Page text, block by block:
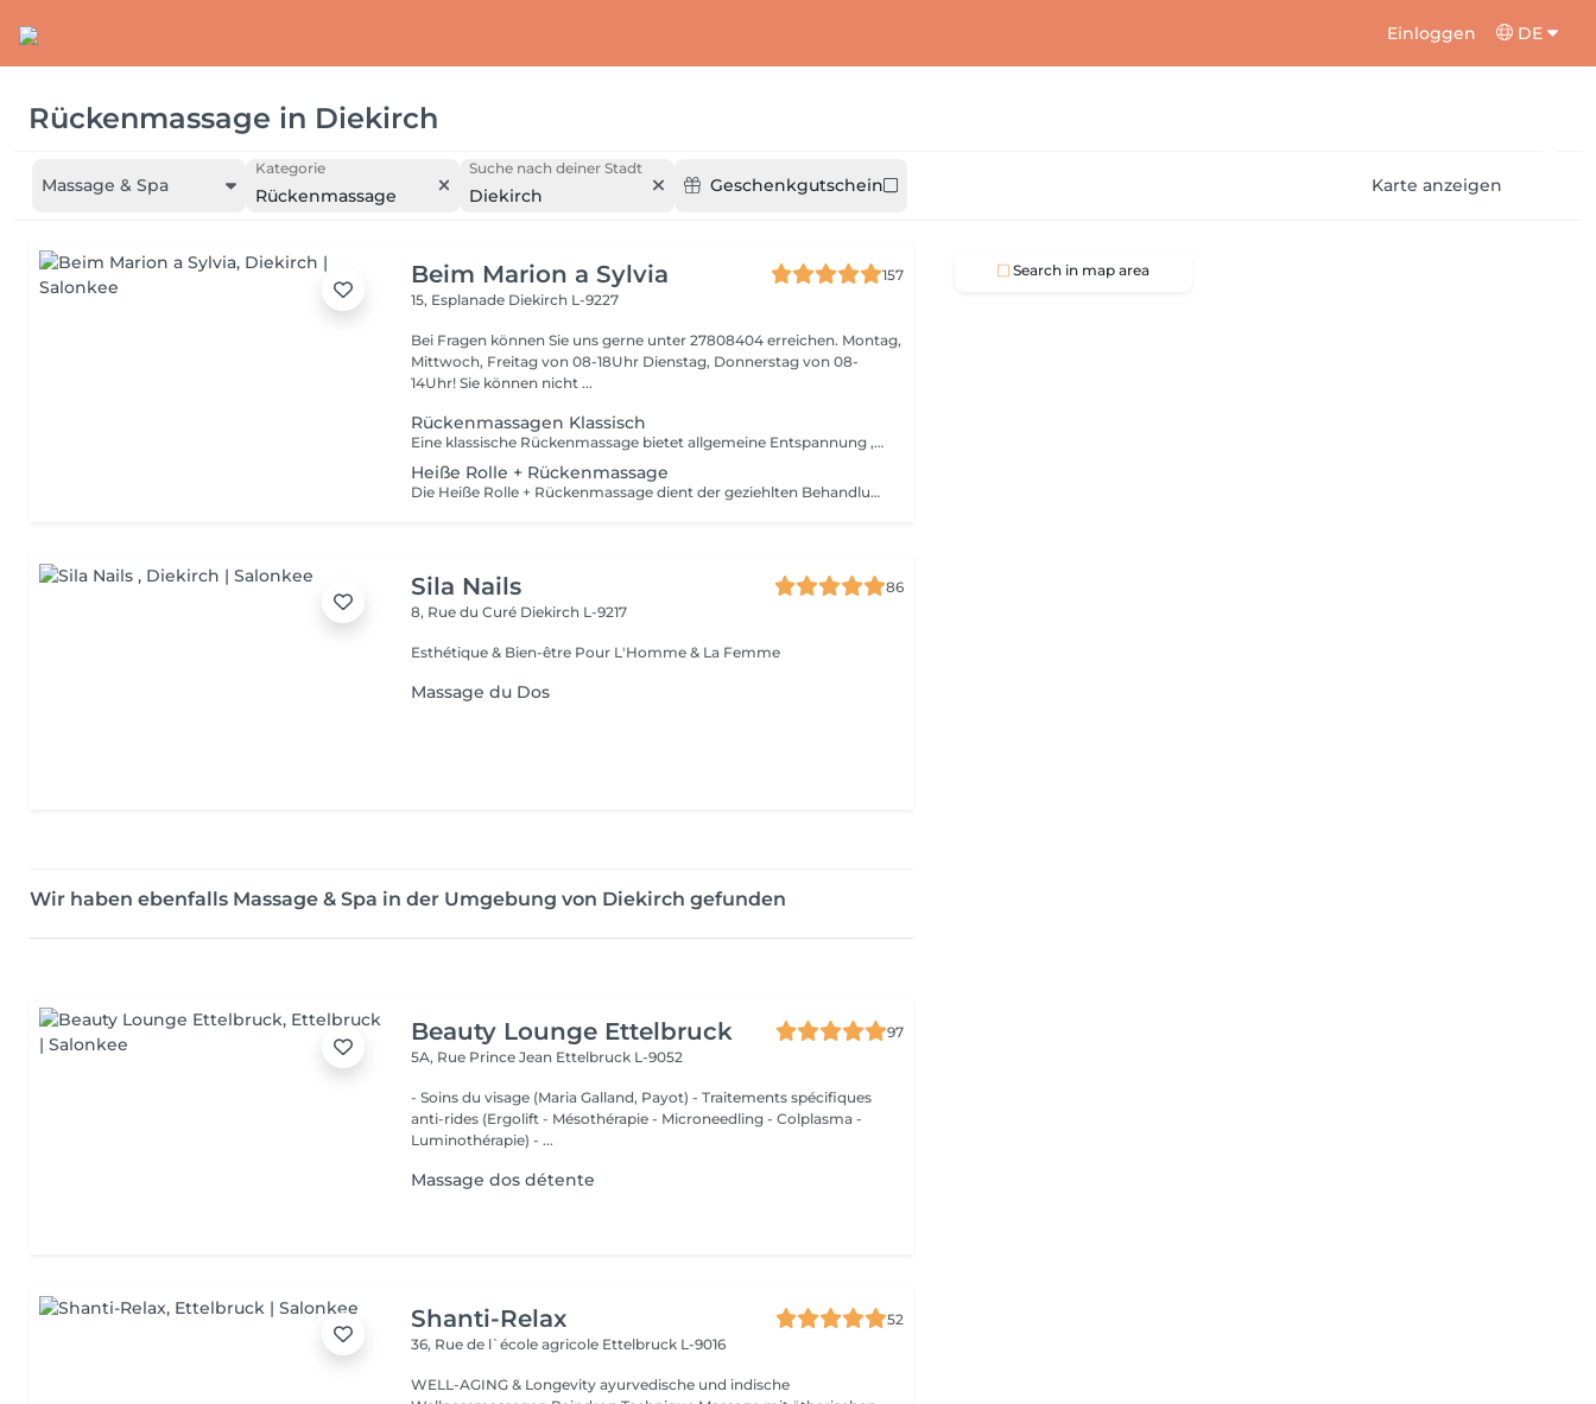
Einloggen DE
Rückenmassage in Diekirch
Massage & Spa
Kategorie
Rückenmassage
Suche nach deiner Stadt
Diekirch Geschenkgutschein Karte anzeigen
Beim Marion a Sylvia
157
15, Esplanade Diekirch L-9227
Bei Fragen können Sie uns gerne unter 27808404 erreichen. Montag,
Mittwoch, Freitag von 08-18Uhr Dienstag, Donnerstag von 08-
14Uhr! Sie können nicht ...
Rückenmassagen Klassisch
Eine klassische Rückenmassage bietet allgemeine Entspannung , Dehnung und Lockerung der Nacken, Schulter und Rückenmuskulatur
Heiße Rolle + Rückenmassage
Die Heiße Rolle + Rückenmassage dient der geziehlten Behandlung von Muskel und Verspannungsschmerzen. Durch die feuchte Wärme wirkt sie intensiver und lößt Atemprobleme bei Erkältung durch verschiedene Öle !
Sila Nails
86
8, Rue du Curé Diekirch L-9217
Esthétique & Bien-être Pour L'Homme & La Femme
Massage du Dos
Wir haben ebenfalls Massage & Spa in der Umgebung von Diekirch gefunden
Beauty Lounge Ettelbruck
97
5A, Rue Prince Jean Ettelbruck L-9052
- Soins du visage (Maria Galland, Payot) - Traitements spécifiques
anti-rides (Ergolift - Mésothérapie - Microneedling - Colplasma -
Luminothérapie) - ...
Massage dos détente
Shanti-Relax
52
36, Rue de l`école agricole Ettelbruck L-9016
WELL-AGING & Longevity ayurvedische und indische
Search in map area